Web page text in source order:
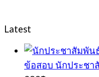
Latest
ข้อสอบ นักประชา